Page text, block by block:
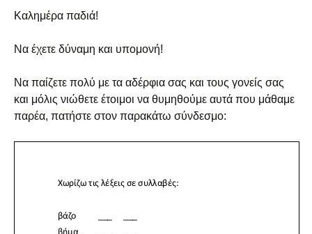
Καλημέρα παδιά!
Να έχετε δύναμη και υπομονή!
Να παίζετε πολύ με τα αδέρφια σας και τους γονείς σας
και μόλις νιώθετε έτοιμοι να θυμηθούμε αυτά που μάθαμε
παρέα, πατήστε στον παρακάτω σύνδεσμο: